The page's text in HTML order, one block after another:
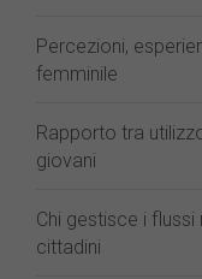
Percezioni,
femminile
Rapporto tra
giovani
Chi gestisce i
cittadini